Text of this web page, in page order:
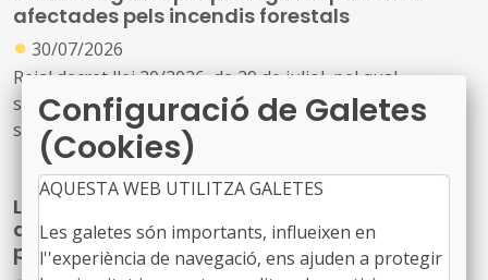
afectades pels incendis forestals
● 30/07/2026
Reial decret llei 20/2026, de 29 de juliol, pel qual
s’estableixen mesures urgents de protecció laboral i
social davant els incendis forestals.
La Generalitat actualitza el model de relació
amb L'Energètica per reforçar els serveis
públics d'energia
Configuració de Galetes
(Cookies)
AQUESTA WEB UTILITZA GALETES
Les galetes són importants, influeixen en
l''experiència de navegació, ens ajuden a protegir